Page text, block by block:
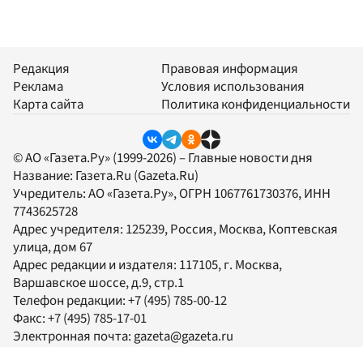
Редакция
Реклама
Карта сайта
Правовая информация
Условия использования
Политика конфиденциальности
© АО «Газета.Ру» (1999-2026) – Главные новости дня
Название: Газета.Ru (Gazeta.Ru)
Учредитель:АО «Газета.Ру», ОГРН 1067761730376, ИНН
7743625728
Адрес учредителя: 125239, Россия, Москва, Коптевская
улица, дом 67
Адрес редакции и издателя: 117105, г. Москва,
Варшавское шоссе, д.9, стр.1
Телефон редакции:+7 (495) 785-00-12
Факс:+7 (495) 785-17-01
Электронная почта:gazeta@gazeta.ru